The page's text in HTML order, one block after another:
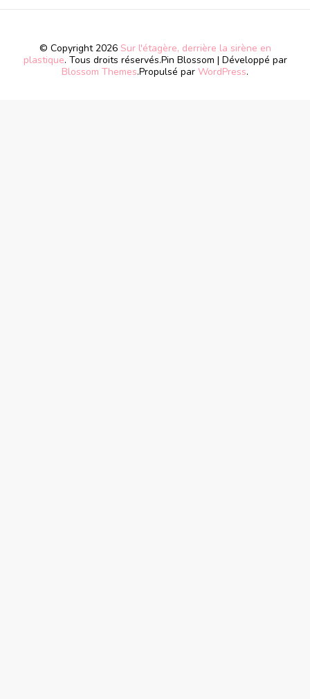
© Copyright 2026 Sur l'étagère, derrière la sirène en
plastique. Tous droits réservés.Pin Blossom | Développé par
Blossom Themes.Propulsé par WordPress.